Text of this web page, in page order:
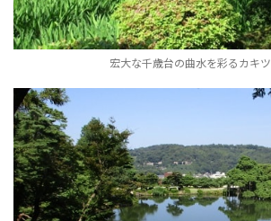
宏大な千歳台の曲水を彩るカキ